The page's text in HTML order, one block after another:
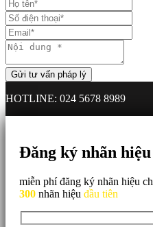
HOTLINE: 024 5678 8989
Đăng ký nhãn
miễn phí đăng ký nhãn hiệu
300 nhãn hiệu đầu tiên